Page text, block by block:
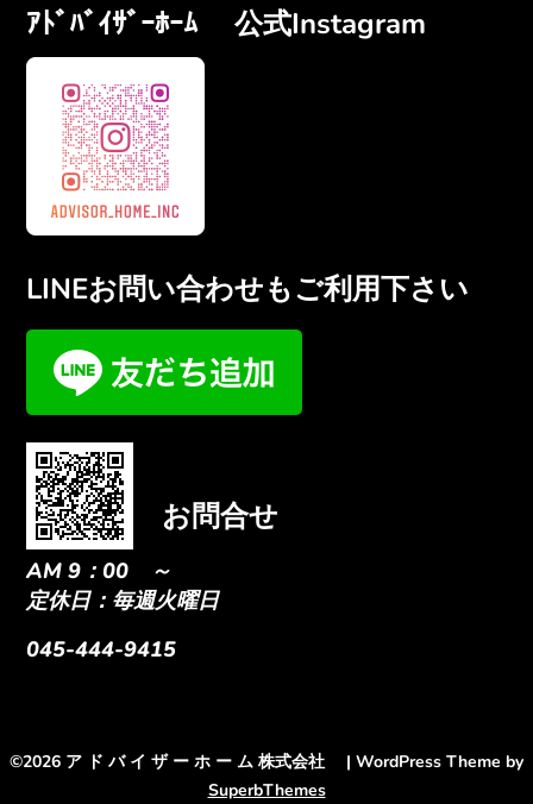
ｱﾄﾞﾊﾞｲｻﾞｰﾎｰﾑ 公式Instagram
LINEお問い合わせもご利用下さい
お問合せ
AM 9：00 ～
定休日：毎週火曜日
045-444-9415
©2026 ア ド バ イ ザ ー ホ ー ム 株式会社 | WordPress Theme by
SuperbThemes